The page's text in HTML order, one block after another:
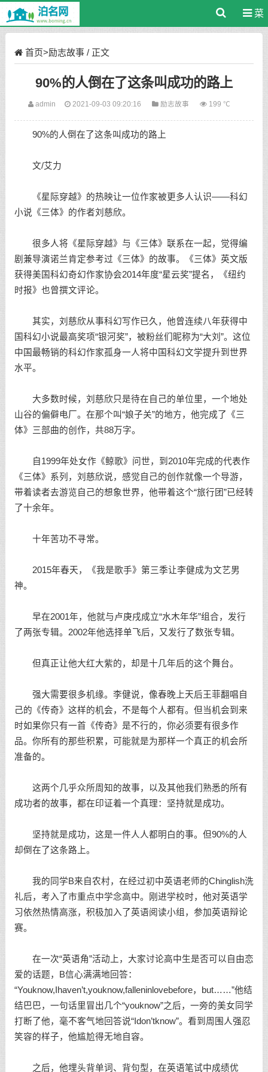
菜
首页>励志故事/ 正文
90%的人倒在了这条叫成功的路上
admin 2021-09-03 09:20:16 励志故事 199 ℃
90%的人倒在了这条叫成功的路上
文/艾力
《星际穿越》的热映让一位作家被更多人认识——科幻
小说《三体》的作者刘慈欣。
很多人将《星际穿越》与《三体》联系在一起，觉得编
剧兼导演诺兰肯定参考过《三体》的故事。《三体》英文版
获得美国科幻奇幻作家协会2014年度“星云奖”提名，《纽约
时报》也曾撰文评论。
其实，刘慈欣从事科幻写作已久，他曾连续八年获得中
国科幻小说最高奖项“银河奖”，被粉丝们昵称为“大刘”。这位
中国最畅销的科幻作家孤身一人将中国科幻文学提升到世界
水平。
大多数时候，刘慈欣只是待在自己的单位里，一个地处
山谷的偏僻电厂。在那个叫“娘子关”的地方，他完成了《三
体》三部曲的创作，共88万字。
自1999年处女作《鲸歌》问世，到2010年完成的代表作
《三体》系列，刘慈欣说，感觉自己的创作就像一个导游，
带着读者去游览自己的想象世界，他带着这个“旅行团”已经转
了十余年。
十年苦功不寻常。
2015年春天，《我是歌手》第三季让李健成为文艺男
神。
早在2001年，他就与卢庚戌成立“水木年华”组合，发行
了两张专辑。2002年他选择单飞后，又发行了数张专辑。
但真正让他大红大紫的，却是十几年后的这个舞台。
强大需要很多机缘。李健说，像春晚上天后王菲翻唱自
己的《传奇》这样的机会，不是每个人都有。但当机会到来
时如果你只有一首《传奇》是不行的，你必须要有很多作
品。你所有的那些积累，可能就是为那样一个真正的机会所
准备的。
这两个几乎众所周知的故事，以及其他我们熟悉的所有
成功者的故事，都在印证着一个真理：坚持就是成功。
坚持就是成功，这是一件人人都明白的事。但90%的人
却倒在了这条路上。
我的同学B来自农村，在经过初中英语老师的Chinglish洗
礼后，考入了市重点中学念高中。刚进学校时，他对英语学
习依然热情高涨，积极加入了英语阅读小组，参加英语辩论
赛。
在一次“英语角”活动上，大家讨论高中生是否可以自由恋
爱的话题，B信心满满地回答：
“Youknow,Ihaven’t,youknow,falleninlovebefore，but……”他结
结巴巴，一句话里冒出几个“youknow”之后，一旁的美女同学
打断了他，毫不客气地回答说“Idon’tknow”。看到周围人强忍
笑容的样子，他尴尬得无地自容。
之后，他埋头背单词、背句型，在英语笔试中成绩优